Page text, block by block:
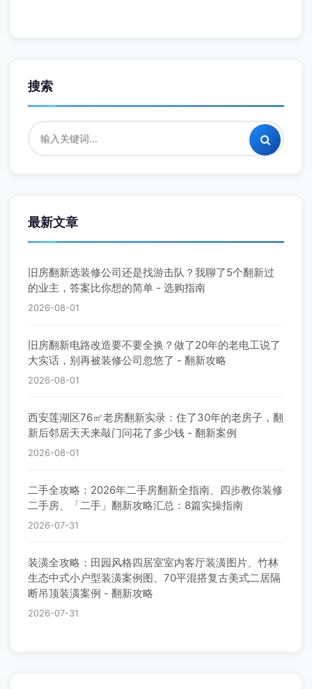
搜索
最新文章
旧房翻新选装修公司还是找游击队？我聊了5个翻新过
的业主，答案比你想的简单 - 选购指南
2026-08-01
旧房翻新电路改造要不要全换？做了20年的老电工说了
大实话，别再被装修公司忽悠了 - 翻新攻略
2026-08-01
西安莲湖区76㎡老房翻新实录：住了30年的老房子，翻
新后邻居天天来敲门问花了多少钱 - 翻新案例
2026-08-01
二手全攻略：2026年二手房翻新全指南、四步教你装修
二手房、「二手」翻新攻略汇总：8篇实操指南
2026-07-31
装潢全攻略：田园风格四居室室内客厅装潢图片、竹林
生态中式小户型装潢案例图、70平混搭复古美式二居隔
断吊顶装潢案例 - 翻新攻略
2026-07-31